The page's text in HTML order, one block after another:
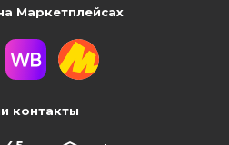
Маркетплейсах
контакты